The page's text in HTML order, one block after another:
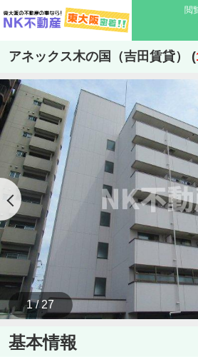
閲
アネックス木の国（吉田賃貸） (
1 / 27
基本情報